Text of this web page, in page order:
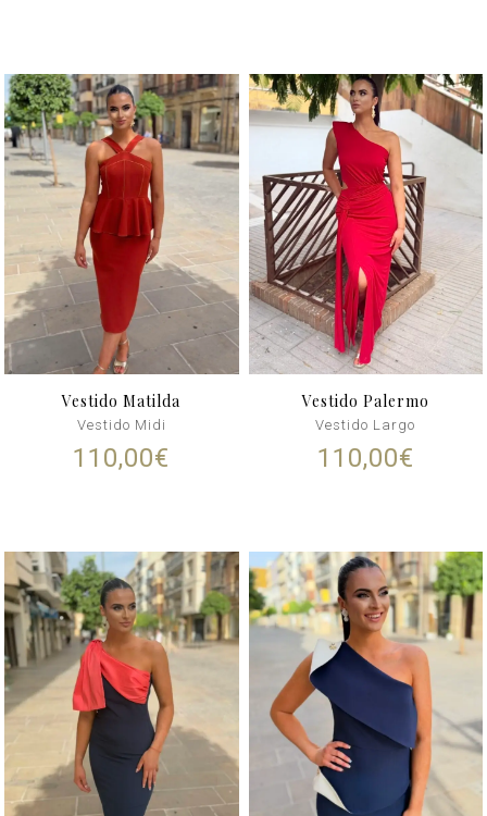
Vestido Matilda
Vestido Midi
110,00€
Vestido Palermo
Vestido Largo
110,00€